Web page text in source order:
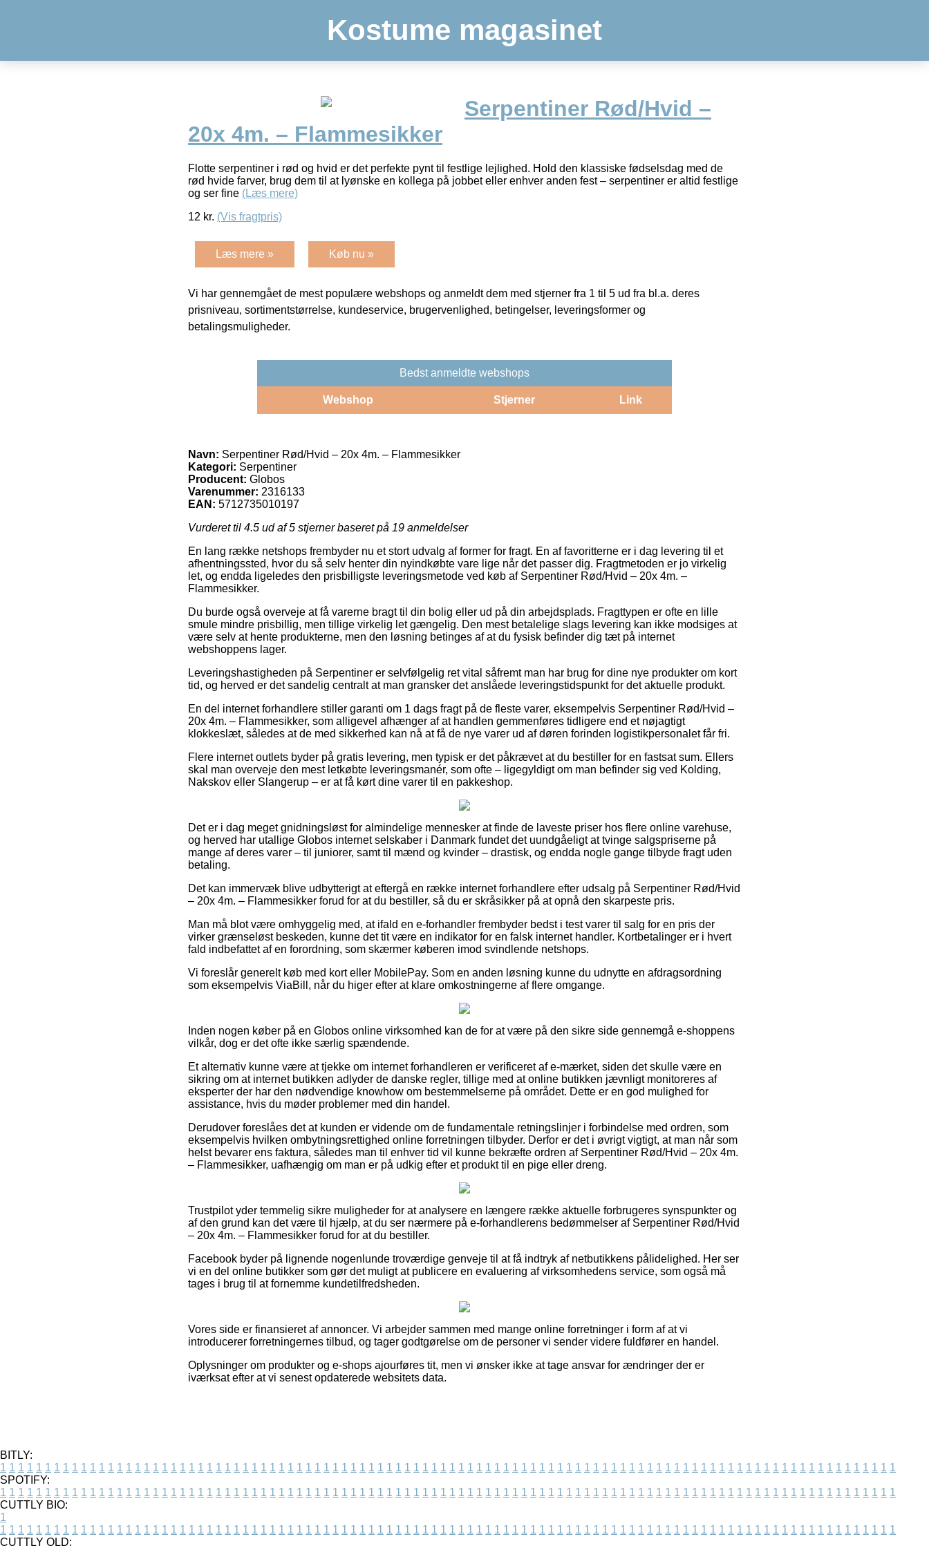
Kostume magasinet
Serpentiner Rød/Hvid –
20x 4m. – Flammesikker
Flotte serpentiner i rød og hvid er det perfekte pynt til festlige lejlighed. Hold den klassiske fødselsdag med de
rød hvide farver, brug dem til at lyønske en kollega på jobbet eller enhver anden fest – serpentiner er altid festlige
og ser fine (Læs mere)
12 kr. (Vis fragtpris)
Læs mere » Køb nu »
Vi har gennemgået de mest populære webshops og anmeldt dem med stjerner fra 1 til 5 ud fra bl.a. deres
prisniveau, sortimentstørrelse, kundeservice, brugervenlighed, betingelser, leveringsformer og
betalingsmuligheder.
Bedst anmeldte webshops
Webshop Stjerner Link
Navn: Serpentiner Rød/Hvid – 20x 4m. – Flammesikker
Kategori: Serpentiner
Producent: Globos
Varenummer: 2316133
EAN: 5712735010197
Vurderet til 4.5 ud af 5 stjerner baseret på 19 anmeldelser
En lang række netshops frembyder nu et stort udvalg af former for fragt. En af favoritterne er i dag levering til et
afhentningssted, hvor du så selv henter din nyindkøbte vare lige når det passer dig. Fragtmetoden er jo virkelig
let, og endda ligeledes den prisbilligste leveringsmetode ved køb af Serpentiner Rød/Hvid – 20x 4m. –
Flammesikker.
Du burde også overveje at få varerne bragt til din bolig eller ud på din arbejdsplads. Fragttypen er ofte en lille
smule mindre prisbillig, men tillige virkelig let gængelig. Den mest betalelige slags levering kan ikke modsiges at
være selv at hente produkterne, men den løsning betinges af at du fysisk befinder dig tæt på internet
webshoppens lager.
Leveringshastigheden på Serpentiner er selvfølgelig ret vital såfremt man har brug for dine nye produkter om kort
tid, og herved er det sandelig centralt at man gransker det anslåede leveringstidspunkt for det aktuelle produkt.
En del internet forhandlere stiller garanti om 1 dags fragt på de fleste varer, eksempelvis Serpentiner Rød/Hvid –
20x 4m. – Flammesikker, som alligevel afhænger af at handlen gemmenføres tidligere end et nøjagtigt
klokkeslæt, således at de med sikkerhed kan nå at få de nye varer ud af døren forinden logistikpersonalet får fri.
Flere internet outlets byder på gratis levering, men typisk er det påkrævet at du bestiller for en fastsat sum. Ellers
skal man overveje den mest letkøbte leveringsmanér, som ofte – ligegyldigt om man befinder sig ved Kolding,
Nakskov eller Slangerup – er at få kørt dine varer til en pakkeshop.
Det er i dag meget gnidningsløst for almindelige mennesker at finde de laveste priser hos flere online varehuse,
og herved har utallige Globos internet selskaber i Danmark fundet det uundgåeligt at tvinge salgspriserne på
mange af deres varer – til juniorer, samt til mænd og kvinder – drastisk, og endda nogle gange tilbyde fragt uden
betaling.
Det kan immervæk blive udbytterigt at eftergå en række internet forhandlere efter udsalg på Serpentiner Rød/Hvid
– 20x 4m. – Flammesikker forud for at du bestiller, så du er skråsikker på at opnå den skarpeste pris.
Man må blot være omhyggelig med, at ifald en e-forhandler frembyder bedst i test varer til salg for en pris der
virker grænseløst beskeden, kunne det tit være en indikator for en falsk internet handler. Kortbetalinger er i hvert
fald indbefattet af en forordning, som skærmer køberen imod svindlende netshops.
Vi foreslår generelt køb med kort eller MobilePay. Som en anden løsning kunne du udnytte en afdragsordning
som eksempelvis ViaBill, når du higer efter at klare omkostningerne af flere omgange.
Inden nogen køber på en Globos online virksomhed kan de for at være på den sikre side gennemgå e-shoppens
vilkår, dog er det ofte ikke særlig spændende.
Et alternativ kunne være at tjekke om internet forhandleren er verificeret af e-mærket, siden det skulle være en
sikring om at internet butikken adlyder de danske regler, tillige med at online butikken jævnligt monitoreres af
eksperter der har den nødvendige knowhow om bestemmelserne på området. Dette er en god mulighed for
assistance, hvis du møder problemer med din handel.
Derudover foreslåes det at kunden er vidende om de fundamentale retningslinjer i forbindelse med ordren, som
eksempelvis hvilken ombytningsrettighed online forretningen tilbyder. Derfor er det i øvrigt vigtigt, at man når som
helst bevarer ens faktura, således man til enhver tid vil kunne bekræfte ordren af Serpentiner Rød/Hvid – 20x 4m.
– Flammesikker, uafhængig om man er på udkig efter et produkt til en pige eller dreng.
Trustpilot yder temmelig sikre muligheder for at analysere en længere række aktuelle forbrugeres synspunkter og
af den grund kan det være til hjælp, at du ser nærmere på e-forhandlerens bedømmelser af Serpentiner Rød/Hvid
– 20x 4m. – Flammesikker forud for at du bestiller.
Facebook byder på lignende nogenlunde troværdige genveje til at få indtryk af netbutikkens pålidelighed. Her ser
vi en del online butikker som gør det muligt at publicere en evaluering af virksomhedens service, som også må
tages i brug til at fornemme kundetilfredsheden.
Vores side er finansieret af annoncer. Vi arbejder sammen med mange online forretninger i form af at vi
introducerer forretningernes tilbud, og tager godtgørelse om de personer vi sender videre fuldfører en handel.
Oplysninger om produkter og e-shops ajourføres tit, men vi ønsker ikke at tage ansvar for ændringer der er
iværksat efter at vi senest opdaterede websitets data.
BITLY:
1 1 1 1 1 1 1 1 1 1 1 1 1 1 1 1 1 1 1 1 1 1 1 1 1 1 1 1 1 1 1 1 1 1 1 1 1 1 1 1 1 1 1 1 1 1 1 1 1 1 1 1 1 1 1 1 1 1 1 1 1 1 1 1 1 1 1 1 1 1 1 1 1 1 1 1 1 1 1 1 1 1 1 1 1 1 1 1 1 1 1 1 1 1 1 1 1 1 1 1
SPOTIFY:
1 1 1 1 1 1 1 1 1 1 1 1 1 1 1 1 1 1 1 1 1 1 1 1 1 1 1 1 1 1 1 1 1 1 1 1 1 1 1 1 1 1 1 1 1 1 1 1 1 1 1 1 1 1 1 1 1 1 1 1 1 1 1 1 1 1 1 1 1 1 1 1 1 1 1 1 1 1 1 1 1 1 1 1 1 1 1 1 1 1 1 1 1 1 1 1 1 1 1 1
CUTTLY BIO:
1
1 1 1 1 1 1 1 1 1 1 1 1 1 1 1 1 1 1 1 1 1 1 1 1 1 1 1 1 1 1 1 1 1 1 1 1 1 1 1 1 1 1 1 1 1 1 1 1 1 1 1 1 1 1 1 1 1 1 1 1 1 1 1 1 1 1 1 1 1 1 1 1 1 1 1 1 1 1 1 1 1 1 1 1 1 1 1 1 1 1 1 1 1 1 1 1 1 1 1 1
CUTTLY OLD: